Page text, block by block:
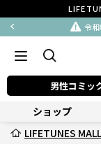
令
男性コミッ
ショップ
LIFETUNES MALL